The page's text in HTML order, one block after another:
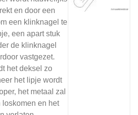
en door een
een ​​klinknagel te
een apart stuk
de klinknagel
vastgezet.
het deksel zo
het lipje wordt
het metaal zal
en het